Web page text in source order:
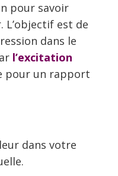
pour savoir
est de
dans le
l’excitation
pour un rapport
dans votre